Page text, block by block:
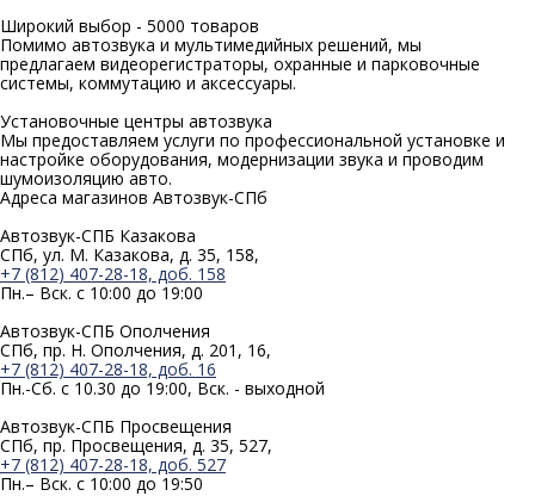
Широкий выбор - 5000 товаров
Помимо автозвука и мультимедийных решений, мы
предлагаем видеорегистраторы, охранные и парковочные
системы, коммутацию и аксессуары.
Установочные центры автозвука
Мы предоставляем услуги по профессиональной установке и
настройке оборудования, модернизации звука и проводим
шумоизоляцию авто.
Адреса магазинов Автозвук-СПб
Автозвук-СПБ Казакова
СПб, ул. М. Казакова, д. 35, 158,
+7 (812) 407-28-18, доб. 158
Пн.– Вск. с 10:00 до 19:00
Автозвук-СПБ Ополчения
СПб, пр. Н. Ополчения, д. 201, 16,
+7 (812) 407-28-18, доб. 16
Пн.-Сб. с 10.30 до 19:00, Вск. - выходной
Автозвук-СПБ Просвещения
СПб, пр. Просвещения, д. 35, 527,
+7 (812) 407-28-18, доб. 527
Пн.– Вск. с 10:00 до 19:50